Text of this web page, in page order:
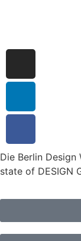
Die Berlin
state of DESIGN